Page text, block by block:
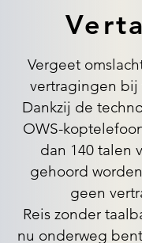
Vergeet
vertragingen bij
Dankzij de
OWS-
dan 140 talen
gehoord
geen
Reis zonder
nu onderweg